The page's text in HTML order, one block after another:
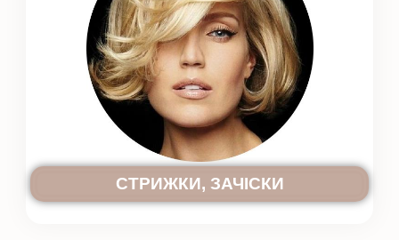
СТРИЖКИ, ЗАЧІСКИ